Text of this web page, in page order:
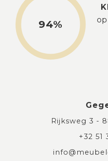
94%
op
Rijksweg 3 -
+32 51